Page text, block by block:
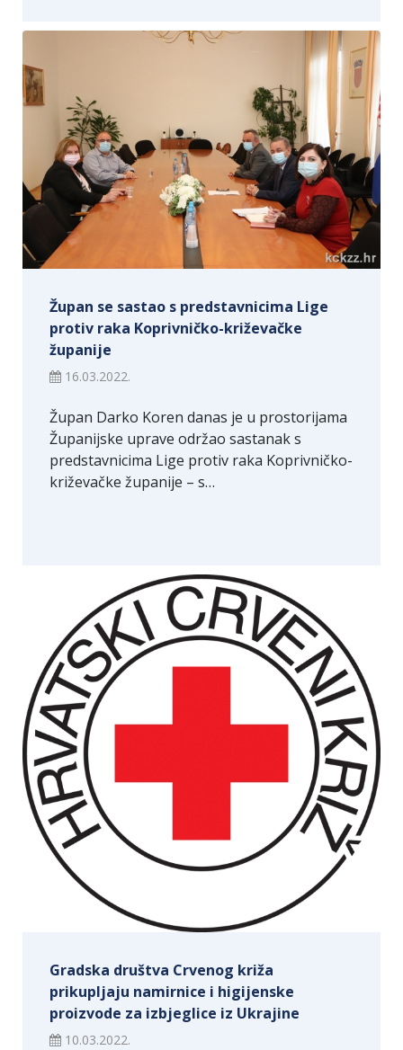
Župan se sastao s predstavnicima Lige
protiv raka Koprivničko-križevačke
županije
16.03.2022.
Župan Darko Koren danas je u prostorijama
Županijske uprave održao sastanak s
predstavnicima Lige protiv raka Koprivničko-
križevačke županije – s…
Gradska društva Crvenog križa
prikupljaju namirnice i higijenske
proizvode za izbjeglice iz Ukrajine
10.03.2022.